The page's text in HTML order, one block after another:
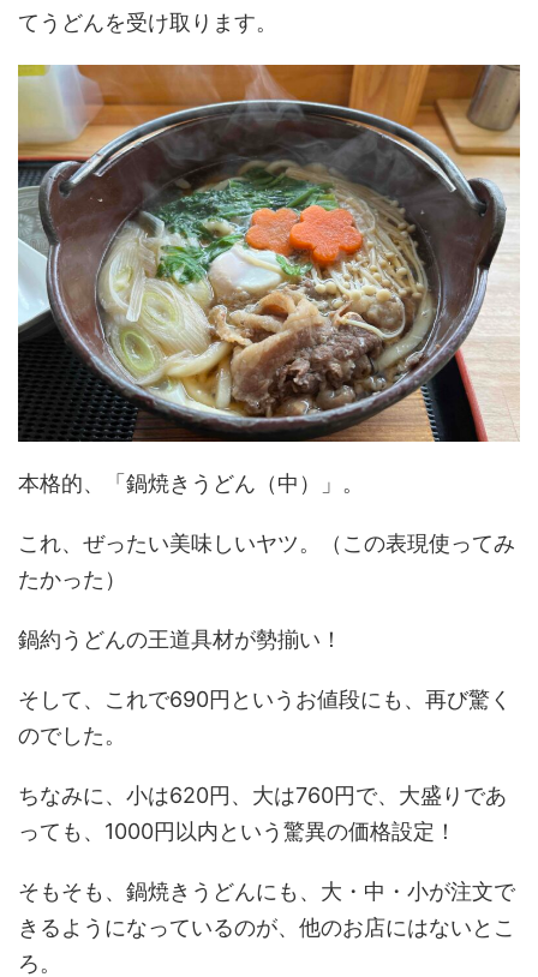
てうどんを受け取ります。
本格的、「鍋焼きうどん（中）」。
これ、ぜったい美味しいヤツ。（この表現使ってみ
たかった）
鍋約うどんの王道具材が勢揃い！
そして、これで690円というお値段にも、再び驚く
のでした。
ちなみに、小は620円、大は760円で、大盛りであ
っても、1000円以内という驚異の価格設定！
そもそも、鍋焼きうどんにも、大・中・小が注文で
きるようになっているのが、他のお店にはないとこ
ろ。